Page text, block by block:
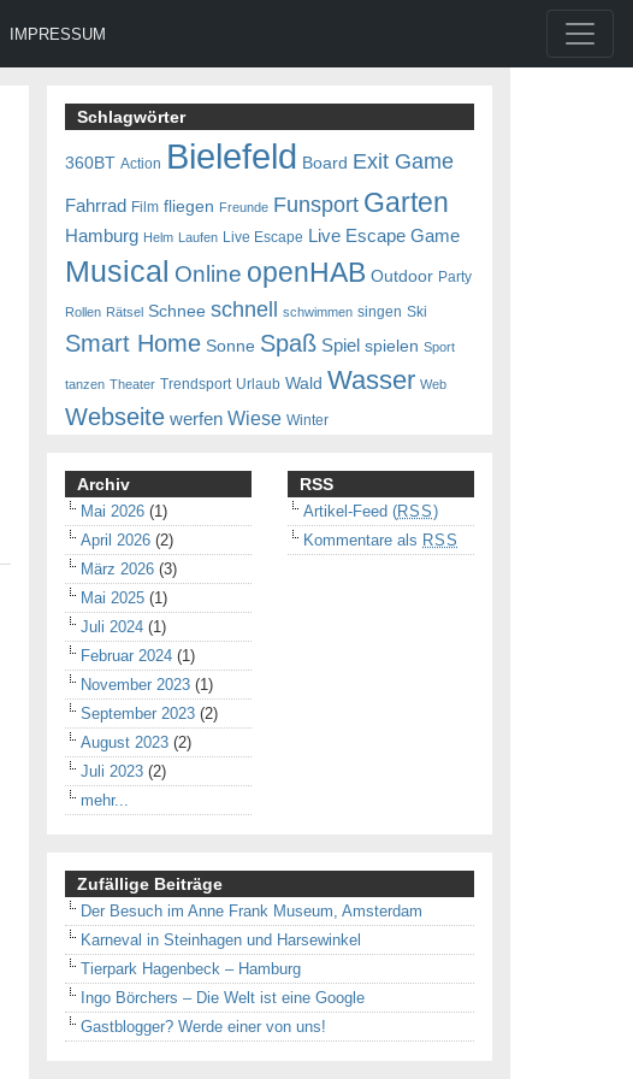
IMPRESSUM
Schlagwörter
360BT Action Bielefeld Board Exit Game
Fahrrad Film fliegen Freunde Funsport Garten
Hamburg Helm Laufen Live Escape Live Escape Game
Musical Online openHAB Outdoor Party
Rollen Rätsel Schnee schnell schwimmen singen Ski
Smart Home Sonne Spaß Spiel spielen Sport
tanzen Theater Trendsport Urlaub Wald Wasser Web
Webseite werfen Wiese Winter
Archiv
Mai 2026 (1)
April 2026 (2)
März 2026 (3)
Mai 2025 (1)
Juli 2024 (1)
Februar 2024 (1)
November 2023 (1)
September 2023 (2)
August 2023 (2)
Juli 2023 (2)
mehr...
RSS
Artikel-Feed (RSS)
Kommentare als RSS
Zufällige Beiträge
Der Besuch im Anne Frank Museum, Amsterdam
Karneval in Steinhagen und Harsewinkel
Tierpark Hagenbeck – Hamburg
Ingo Börchers – Die Welt ist eine Google
Gastblogger? Werde einer von uns!